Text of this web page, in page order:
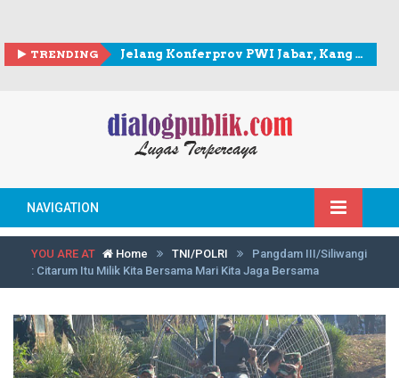
TRENDING Jelang Konferprov PWI Jabar, Kang Andy berkunjung ke Sekretariat PWI Kota Bogor
NAVIGATION
YOU ARE AT Home TNI/POLRI
Pangdam III/Siliwangi
: Citarum Itu Milik Kita Bersama Mari Kita Jaga Bersama